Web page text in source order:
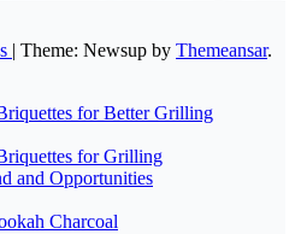
| Theme: Newsup by Themeansar.
for Better Grilling
for Grilling
and Opportunities
Charcoal